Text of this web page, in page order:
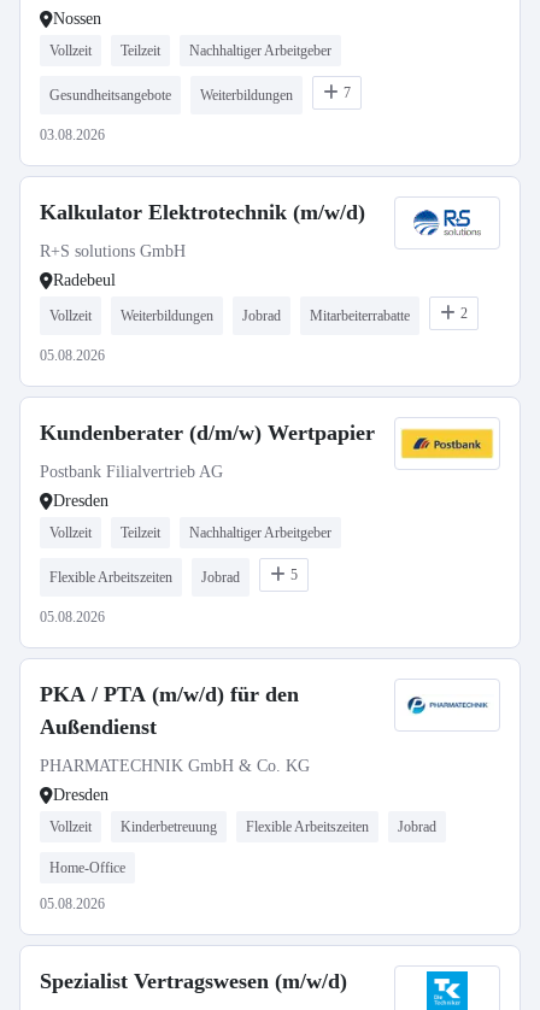
Teilzeit
Nossen
Vollzeit Teilzeit Nachhaltiger Arbeitgeber
Gesundheitsangebote Weiterbildungen 7
03.08.2026
Kalkulator Elektrotechnik (m/w/d)
R+S solutions GmbH
Radebeul
Vollzeit Weiterbildungen Jobrad Mitarbeiterrabatte 2
05.08.2026
Kundenberater (d/m/w) Wertpapier
Postbank Filialvertrieb AG
Dresden
Vollzeit Teilzeit Nachhaltiger Arbeitgeber
Flexible Arbeitszeiten Jobrad 5
05.08.2026
PKA / PTA (m/w/d) für den
Außendienst
PHARMATECHNIK GmbH & Co. KG
Dresden
Vollzeit Kinderbetreuung Flexible Arbeitszeiten Jobrad
Home-Office
05.08.2026
Spezialist Vertragswesen (m/w/d)